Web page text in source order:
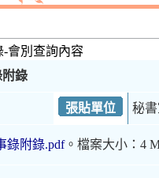
-會別查詢內容
附錄
張貼單位 秘
錄附錄.pdf。檔案大小：4